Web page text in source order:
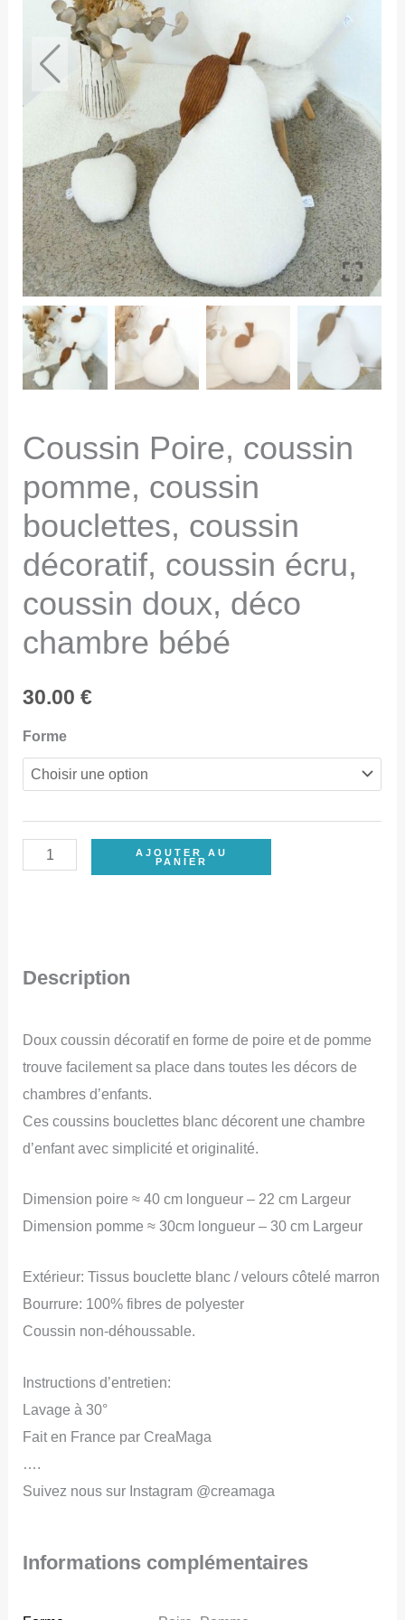
Coussin Poire, coussin
pomme, coussin
bouclettes, coussin
décoratif, coussin écru,
coussin doux, déco
chambre bébé
30.00€
Forme
quantité
pomme,
bouclettes,
coussin
décoratif,
coussin
écru,
doux,
déco
bébé
AJOUTER AU
PANIER
Description
Doux coussin décoratif en forme de poire et de pomme
trouve facilement sa place dans toutes les décors de
chambres d’enfants.
Ces coussins bouclettes blanc décorent une chambre
d’enfant avec simplicité et originalité.
Dimension poire ≈ 40 cm longueur – 22 cm Largeur
Dimension pomme ≈ 30cm longueur – 30 cm Largeur
Extérieur: Tissus bouclette blanc / velours côtelé marron
Bourrure: 100% fibres de polyester
Coussin non-déhoussable.
Instructions d’entretien:
Lavage à 30°
Fait en France par CreaMaga
Suivez nous sur Instagram @creamaga
Informations complémentaires